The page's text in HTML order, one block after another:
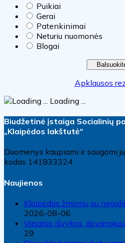
Puikiai
Gerai
Patenkinimai
Neturiu nuomonės
Blogai
Apklausos
Loading ...
Biudžetinė įstaiga Socialinių
„Klaipėdos lakštutė“
Duomenys kaupiami ir saugomi
kodas 141833324
Naujienos
Klaipėdos žmonių su
2026-08-06
Vasaros išvykos,
29